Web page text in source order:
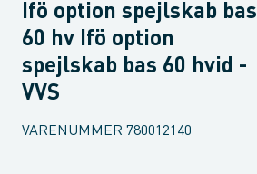
Ifö option spejlskab bas
60 hv Ifö option
spejlskab bas 60 hvid -
VVS
VARENUMMER 780012140